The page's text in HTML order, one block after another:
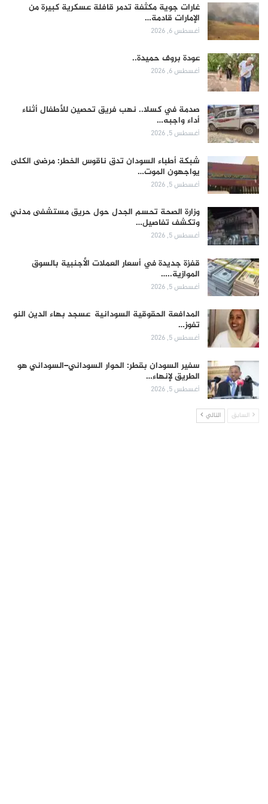
غارات جوية مكثفة تدمر قافلة عسكرية كبيرة من
الإمارات قادمة…
أغسطس 6, 2026
عودة بروف حميدة..
أغسطس 6, 2026
صدمة في كسلا.. نهب فريق تحصين للأطفال أثناء
أداء واجبه…
أغسطس 5, 2026
شبكة أطباء السودان تدق ناقوس الخطر: مرضى الكلى
يواجهون الموت…
أغسطس 5, 2026
وزارة الصحة تحسم الجدل حول حريق مستشفى مدني
وتكشف تفاصيل…
أغسطس 5, 2026
قفزة جديدة في أسعار العملات الأجنبية بالسوق
الموازية..…
أغسطس 5, 2026
المدافعة الحقوقية السودانية عسجد بهاء الدين النو
تفوز…
أغسطس 5, 2026
سفير السودان بقطر: الحوار السوداني–السوداني هو
الطريق لإنهاء…
أغسطس 5, 2026
السابق التالي